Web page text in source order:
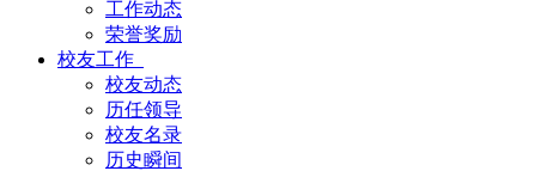
工作动态
荣誉奖励
校友工作
校友动态
历任领导
校友名录
历史瞬间